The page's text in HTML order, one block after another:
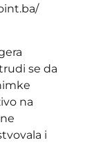
se da
na
i